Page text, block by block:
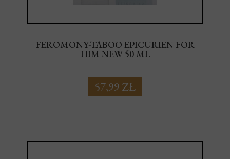
FEROMONY-TABOO EPICURIEN FOR
HIM NEW 50 ML
57,99 ZŁ